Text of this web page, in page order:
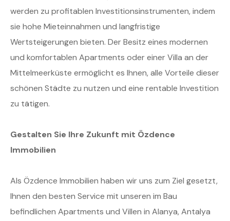
werden zu profitablen Investitionsinstrumenten, indem
sie hohe Mieteinnahmen und langfristige
Wertsteigerungen bieten. Der Besitz eines modernen
und komfortablen Apartments oder einer Villa an der
Mittelmeerküste ermöglicht es Ihnen, alle Vorteile dieser
schönen Städte zu nutzen und eine rentable Investition
zu tätigen.
Gestalten Sie Ihre Zukunft mit Özdence
Immobilien
Als Özdence Immobilien haben wir uns zum Ziel gesetzt,
Ihnen den besten Service mit unseren im Bau
befindlichen Apartments und Villen in Alanya, Antalya